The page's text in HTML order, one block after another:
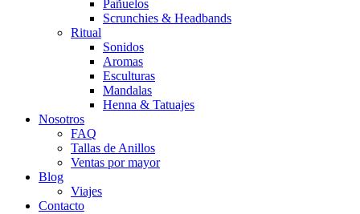
Pañuelos
Scrunchies & Headbands
Ritual
Sonidos
Aromas
Esculturas
Mandalas
Henna & Tatuajes
Nosotros
FAQ
Tallas de Anillos
Ventas por mayor
Blog
Viajes
Contacto